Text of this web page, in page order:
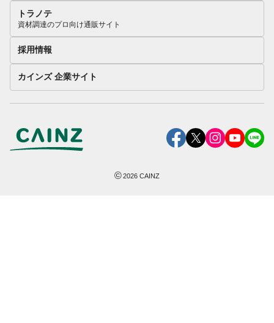
トラノテ
資材調達のプロ向け通販サイト
採用情報
カインズ 企業サイト
©2026 CAINZ